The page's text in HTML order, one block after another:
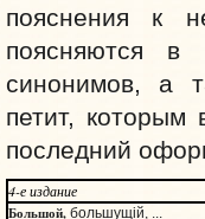
пояснения к
поясняются в
синонимов, а
петит, которым
последний
4-е издание
Большой, большущiй, ...